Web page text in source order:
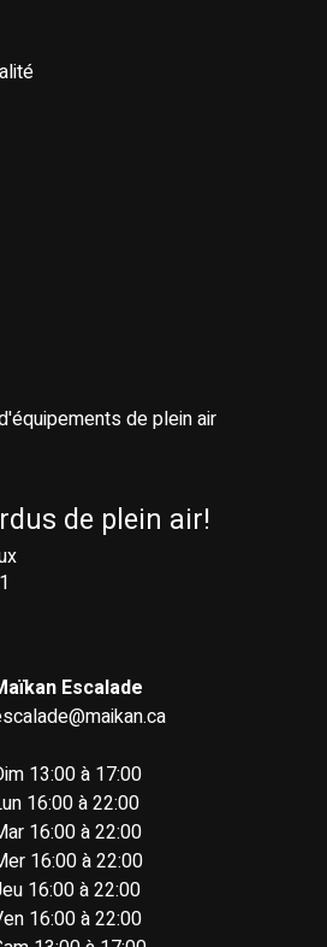
de plein air
de plein air!
Escalade
13:00 à 17:00
16:00 à 22:00
16:00 à 22:00
16:00 à 22:00
16:00 à 22:00
16:00 à 22:00